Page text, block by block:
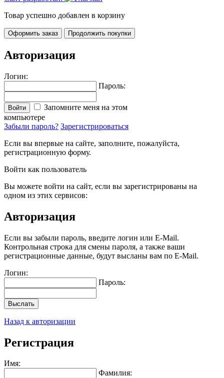
Товар успешно добавлен в корзину
Оформить заказ Продолжить покупки
Авторизация
Логин:
Пароль:
Войти
Запомните меня на этом
компьютере
Забыли пароль? Зарегистрироваться
Если вы впервые на сайте, заполните, пожалуйста,
регистрационную форму.
Войти как пользователь
Вы можете войти на сайт, если вы зарегистрированы на
одном из этих сервисов:
Авторизация
Если вы забыли пароль, введите логин или E-Mail.
Контрольная строка для смены пароля, а также ваши
регистрационные данные, будут высланы вам по E-Mail.
Логин:
Пароль:
Выслать
Назад к авторизации
Регистрация
Имя:
Фамилия: